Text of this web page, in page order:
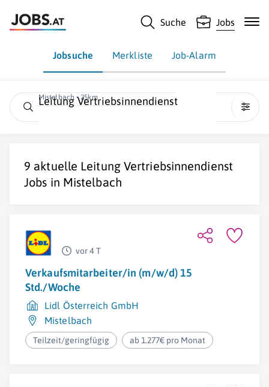
Suche Jobs
Jobsuche Merkliste Job-Alarm
Mistelbach • 25km
Leitung Vertriebsinnendienst
9 aktuelle Leitung Vertriebsinnendienst
Jobs in Mistelbach
vor 4 T
Verkaufsmitarbeiter/in (m/w/d) 15
Std./Woche
Lidl Österreich GmbH
Mistelbach
Teilzeit/geringfügig ab 1.277€ pro Monat